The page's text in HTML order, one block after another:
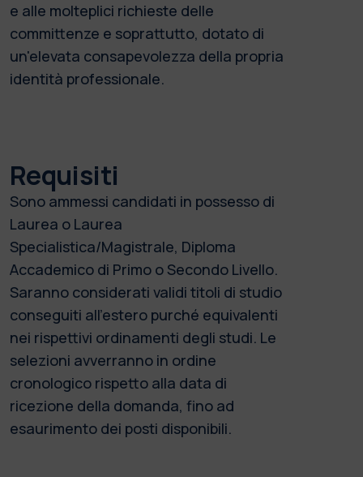
e alle molteplici richieste delle
committenze e soprattutto, dotato di
un'elevata consapevolezza della propria
identità professionale.
Requisiti
Sono ammessi candidati in possesso di
Laurea o Laurea
Specialistica/Magistrale, Diploma
Accademico di Primo o Secondo Livello.
Saranno considerati validi titoli di studio
conseguiti all'estero purché equivalenti
nei rispettivi ordinamenti degli studi. Le
selezioni avverranno in ordine
cronologico rispetto alla data di
ricezione della domanda, fino ad
esaurimento dei posti disponibili.